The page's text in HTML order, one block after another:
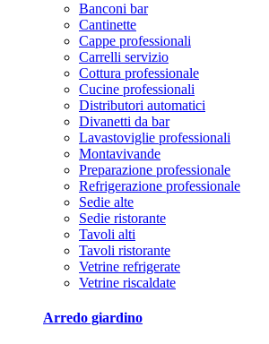
Banconi bar
Cantinette
Cappe professionali
Carrelli servizio
Cottura professionale
Cucine professionali
Distributori automatici
Divanetti da bar
Lavastoviglie professionali
Montavivande
Preparazione professionale
Refrigerazione professionale
Sedie alte
Sedie ristorante
Tavoli alti
Tavoli ristorante
Vetrine refrigerate
Vetrine riscaldate
Arredo giardino